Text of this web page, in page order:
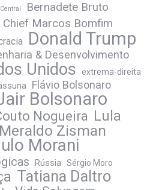
Bernadete Bruto
Chief Marcos Bomfim
Donald Trump
& Desenvolvimento
Unidos extrema-direita
Flávio Bolsonaro
Bolsonaro
Nogueira Lula
Meraldo Zisman
Morani
Rússia Sérgio Moro
Tatiana Daltro